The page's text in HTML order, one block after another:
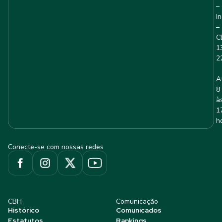
–
–
8
Conecte-se com nossas redes
CBH
Histórico
Comunicação
Comunicados